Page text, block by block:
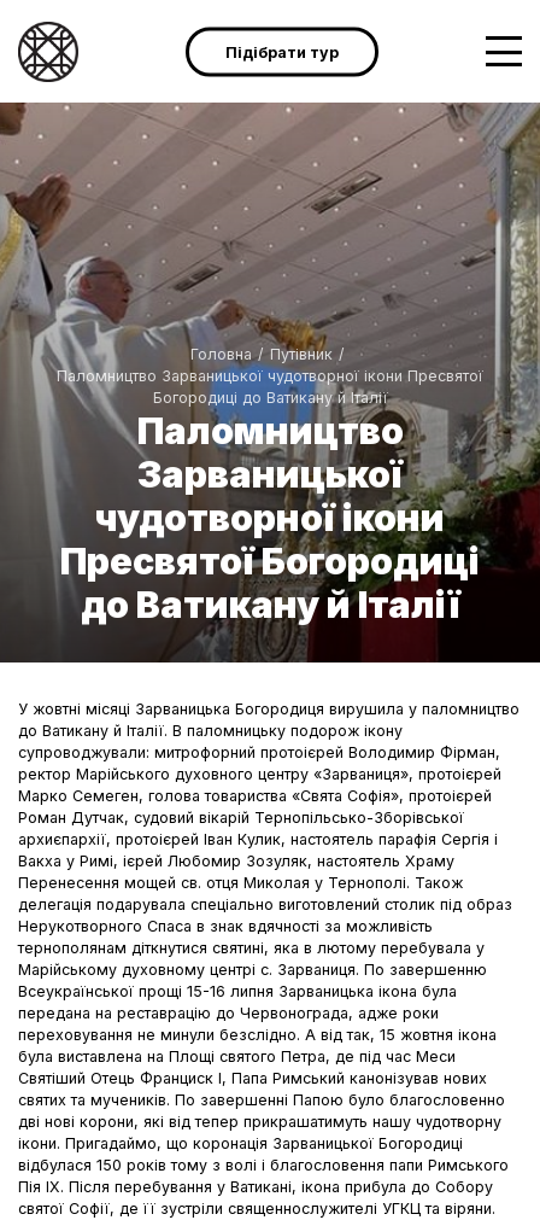
Підібрати тур
Головна / Путівник /
Паломництво Зарваницької чудотворної ікони Пресвятої
Богородиці до Ватикану й Італії
Паломництво
Зарваницької
чудотворної ікони
Пресвятої Богородиці
до Ватикану й Італії
У жовтні місяці Зарваницька Богородиця вирушила у паломництво
до Ватикану й Італії. В паломницьку подорож ікону
супроводжували: митрофорний протоієрей Володимир Фірман,
ректор Марійського духовного центру «Зарваниця», протоієрей
Марко Семеген, голова товариства «Свята Софія», протоієрей
Роман Дутчак, судовий вікарій Тернопільсько-Зборівської
архиєпархії, протоієрей Іван Кулик, настоятель парафія Сергія і
Вакха у Римі, ієрей Любомир Зозуляк, настоятель Храму
Перенесення мощей св. отця Миколая у Тернополі. Також
делегація подарувала спеціально виготовлений столик під образ
Нерукотворного Спаса в знак вдячності за можливість
тернополянам діткнутися святині, яка в лютому перебувала у
Марійському духовному центрі с. Зарваниця. По завершенню
Всеукраїнської прощі 15-16 липня Зарваницька ікона була
передана на реставрацію до Червонограда, адже роки
переховування не минули безслідно. А від так, 15 жовтня ікона
була виставлена на Площі святого Петра, де під час Меси
Святіший Отець Франциск І, Папа Римський канонізував нових
святих та мучеників. По завершенні Папою було благословенно
дві нові корони, які від тепер прикрашатимуть нашу чудотворну
ікони. Пригадаймо, що коронація Зарваницької Богородиці
відбулася 150 років тому з волі і благословення папи Римського
Пія IX. Після перебування у Ватикані, ікона прибула до Собору
святої Софії, де її зустріли священнослужителі УГКЦ та віряни.